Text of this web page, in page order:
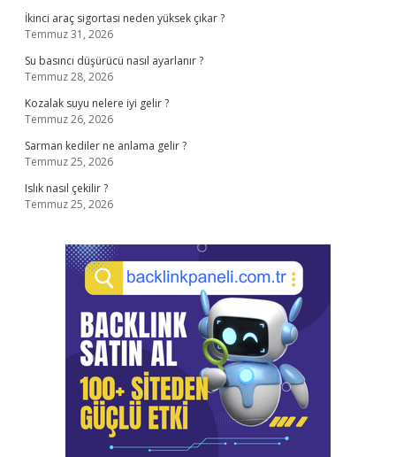
İkinci araç sigortası neden yüksek çıkar ?
Temmuz 31, 2026
Su basıncı düşürücü nasıl ayarlanır ?
Temmuz 28, 2026
Kozalak suyu nelere iyi gelir ?
Temmuz 26, 2026
Sarman kediler ne anlama gelir ?
Temmuz 25, 2026
Islık nasıl çekilir ?
Temmuz 25, 2026